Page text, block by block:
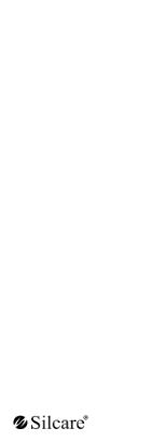
NAZWA
PRODUCENTA: